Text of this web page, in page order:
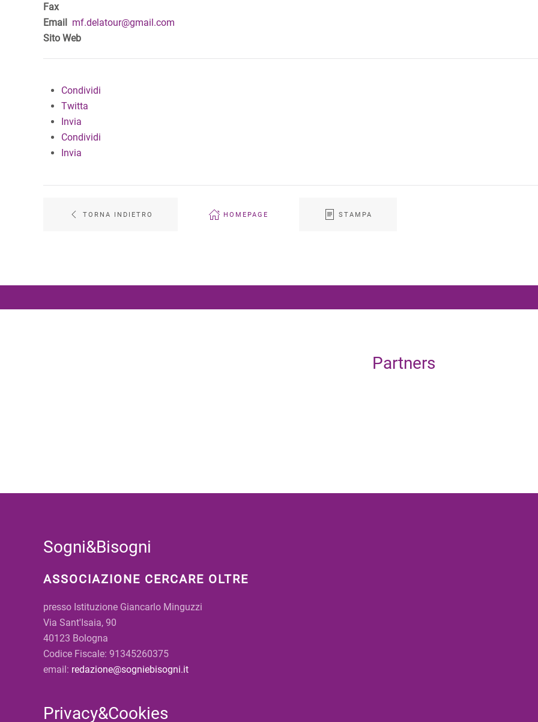
Fax
Email mf.delatour@gmail.com
Sito Web
Condividi
Twitta
Invia
Condividi
Invia
TORNA INDIETRO HOMEPAGE STAMPA
Partners
Sogni&Bisogni
ASSOCIAZIONE CERCARE OLTRE
presso Istituzione Giancarlo Minguzzi
Via Sant'Isaia, 90
40123 Bologna
Codice Fiscale: 91345260375
email: redazione@sogniebisogni.it
Privacy&Cookies